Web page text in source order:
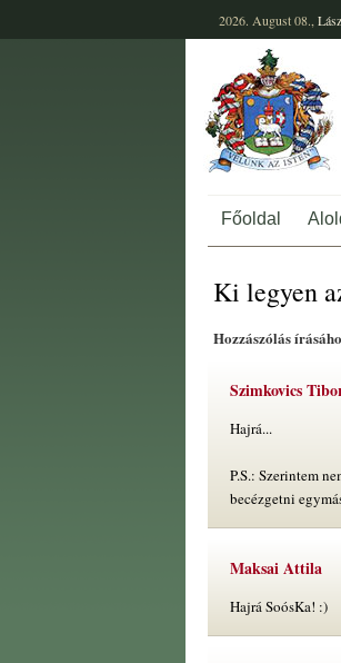
2026. August 08.,
Főoldal
Ki legyen
Hozzászólás
Szimkovics
Hajrá...
P.S.: Szerintem
becézgetni
Maksai Attila
Hajrá SoósKa! :)